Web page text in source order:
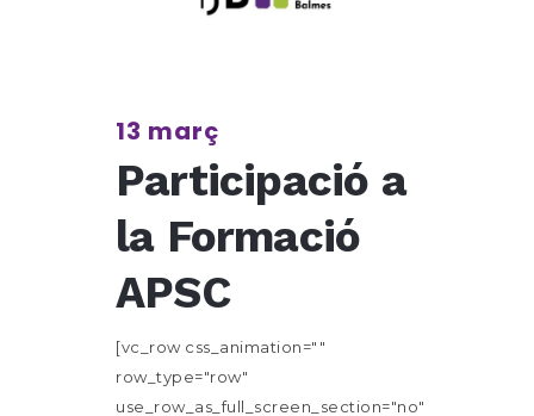
13 març
Participació a
la Formació
APSC
[vc_row css_animation=""
row_type="row"
use_row_as_full_screen_section="no"